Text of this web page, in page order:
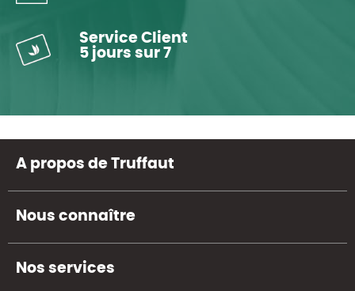
Service Client
5 jours sur 7
A propos de Truffaut
Nous connaître
Nos services